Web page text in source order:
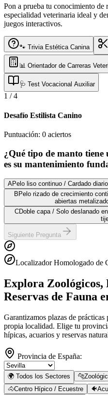
Pon a prueba tu conocimiento de
especialidad veterinaria ideal y
juegos interactivos.
🐾 Trivia Estética Canina
📊 Orientador de Carreras
🩺 Test Vocacional Auxiliar
1 /4
Desafío Estilista Canino
Puntuación: 0 aciertos
¿Qué tipo de manto tiene
es su mantenimiento
APelo liso continuo / Cardado
B Pelo rizado de crecimiento
abiertas
CDoble capa / Solo deslanado
Siguiente Pregunta
Localizador Homologado de
Explora Zoológicos,
Reservas de Fauna
Garantizamos plazas de prácticas
propia localidad. Elige tu
hípicas, acuarios y reservas
Provincia de España:
🌍 Todos los Sectores 🐆
🐴Centro Hípico / Ecuestre 🐠